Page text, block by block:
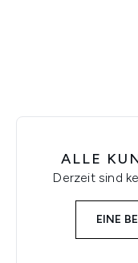
ALLE
Derzeit sind
EINE